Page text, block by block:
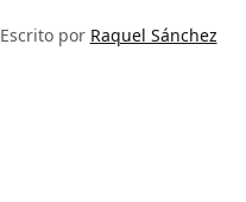
Escrito por Raquel Sánchez